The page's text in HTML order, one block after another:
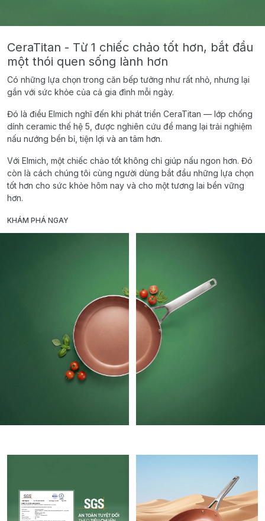
CeraTitan - Từ 1 chiếc chảo tốt hơn, bắt đầu
một thói quen sống lành hơn
Có những lựa chọn trong căn bếp tưởng như rất nhỏ, nhưng lại
gắn với sức khỏe của cả gia đình mỗi ngày.
Đó là điều Elmich nghĩ đến khi phát triển CeraTitan — lớp chống
dính ceramic thế hệ 5, được nghiên cứu để mang lại trải nghiệm
nấu nướng bền bỉ, tiện lợi và an tâm hơn.
Với Elmich, một chiếc chảo tốt không chỉ giúp nấu ngon hơn. Đó
còn là cách chúng tôi cùng người dùng bắt đầu những lựa chọn
tốt hơn cho sức khỏe hôm nay và cho một tương lai bền vững
hơn.
KHÁM PHÁ NGAY